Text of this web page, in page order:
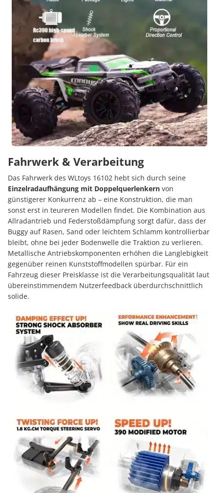
Fahrwerk & Verarbeitung
Das Fahrwerk des WLtoys 16102 hebt sich durch seine
Einzelradaufhängung mit Doppelquerlenkern von
günstigerer Konkurrenz ab – eine Konstruktion, die man
sonst erst in teureren Modellen findet. Die Kombination aus
Allradantrieb und Federstoßdämpfung sorgt dafür, dass der
Buggy auf Rasen, Sand oder leichtem Schlamm kontrollierbar
bleibt, ohne bei jeder Bodenwelle die Traktion zu verlieren.
Metallische Antriebskomponenten erhöhen die Langlebigkeit
gegenüber reinen Kunststoffmodellen spürbar. Für ein
Fahrzeug dieser Preisklasse ist die Verarbeitungsqualität laut
übereinstimmendem Nutzerfeedback überdurchschnittlich
solide.